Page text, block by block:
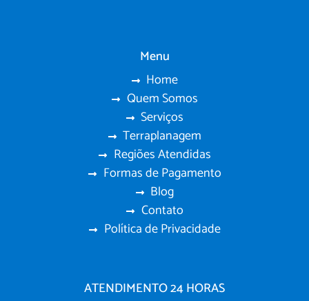
Menu
Home
Quem Somos
Serviços
Terraplanagem
Regiões Atendidas
Formas de Pagamento
Blog
Contato
Política de Privacidade
ATENDIMENTO 24 HORAS